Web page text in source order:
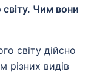
Чим вони
світу дійсно
різних видів